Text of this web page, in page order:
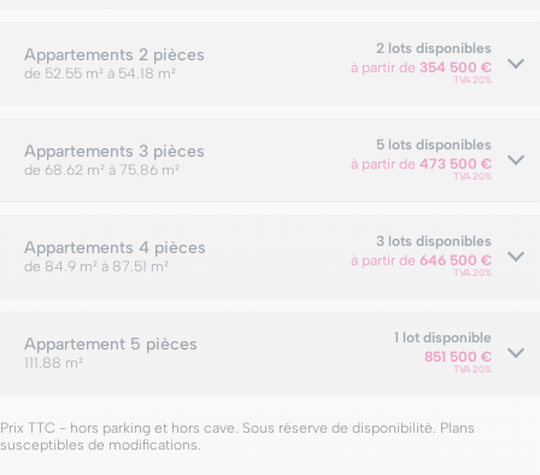
Appartements 2 pièces
de 52.55 m² à 54.18 m²
2 lots disponibles
à partir de 354 500 €
TVA 20%
Appartements 3 pièces
de 68.62 m² à 75.86 m²
5 lots disponibles
à partir de 473 500 €
TVA 20%
Appartements 4 pièces
de 84.9 m² à 87.51 m²
3 lots disponibles
à partir de 646 500 €
TVA 20%
Appartement 5 pièces
111.88 m²
1 lot disponible
851 500 €
TVA 20%
Prix TTC - hors parking et hors cave. Sous réserve de disponibilité. Plans
susceptibles de modifications.